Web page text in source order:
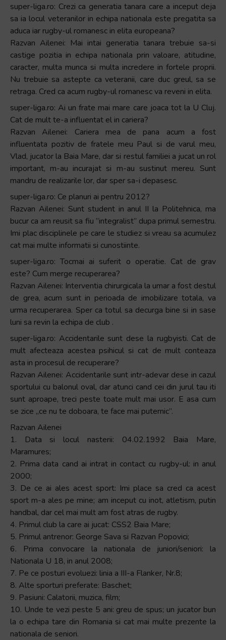
super-liga.ro: Crezi ca generatia tanara care a inceput deja
sa ia locul veteranilor in echipa nationala este pregatita sa
aduca iar rugby-ul romanesc in elita europeana?
Razvan Ailenei: Mai intai generatia tanara trebuie sa-si
castige pozitia in echipa nationala prin valoare, atitudine,
caracter, multa munca si multa incredere in fortele proprii.
Nu trebuie sa astepte ca veteranii, care duc greul, sa se
retraga. Cred ca acum rugby-ul romanesc va reveni in elita.
super-liga.ro: Ai un frate mai mare care joaca tot la U Cluj.
Cat de mult te-a influentat el in cariera?
Razvan Ailenei: Cariera mea de pana acum a fost
influentata pozitiv de fratele meu Paul si de varul meu,
Vlad, jucator la Baia Mare, dar si restul familiei a jucat un rol
important, m-au incurajat si m-au sustinut mereu. Sunt
mandru de realizarile lor, dar sper sa-i depasesc.
super-liga.ro: Ce planuri ai pentru 2012?
Razvan Ailenei: Sunt student in anul II la Politehnica, ma
bucur ca am reusit sa fiu ”integralist” dupa primul semestru.
Imi plac disciplinele pe care le studiez si vreau sa acumulez
cat mai multe informatii si cunostiinte.
super-liga.ro: Tocmai ai suferit o operatie. Cat de grav
este? Cum merge recuperarea?
Razvan Ailenei: Interventia chirurgicala la umar a fost destul
de grea, acum sunt in perioada de imobilizare totala, va
urma recuperarea. Sper ca totul sa decurga bine si in sase
luni sa revin la echipa de club .
super-liga.ro: Accidentarile sunt dese la rugbyisti. Cat de
mult afecteaza acestea psihicul si cat de mult conteaza
asta in procesul de recuperare?
Razvan Ailenei: Accidentarile sunt intr-adevar dese in cazul
sportului cu balonul oval, dar atunci cand cei din jurul tau iti
sunt aproape, treci peste toate mult mai usor. E asa cum
se zice „ce nu te doboara, te face mai puternic”.
Razvan Ailenei
1. Data si locul nasterii: 04.02.1992 Baia Mare,
Maramures;
2. Prima data cand ai intrat in contact cu rugby-ul: in anul
2000;
3. De ce ai ales acest sport: Imi place sa cred ca acest
sport m-a ales pe mine; am inceput cu inot, atletism, putin
handbal, dar cel mai mult am fost atras de rugby.
4. Primul club la care ai jucat: CSS2 Baia Mare;
5. Primul antrenor: George Sava si Razvan Popovici;
6. Prima convocare la nationala de juniori/seniori: la
Nationala U 18, in anul 2008;
7. Pe ce posturi evoluezi: linia a III-a Flanker, Nr.8;
8. Alte sporturi preferate: Baschet;
9. Pasiuni: Calatorii, muzica, film;
10. Unde te vezi peste 5 ani: greu de spus; un jucator bun
la o echipa tare din Romania si cat mai multe prezente la
nationala de seniori.